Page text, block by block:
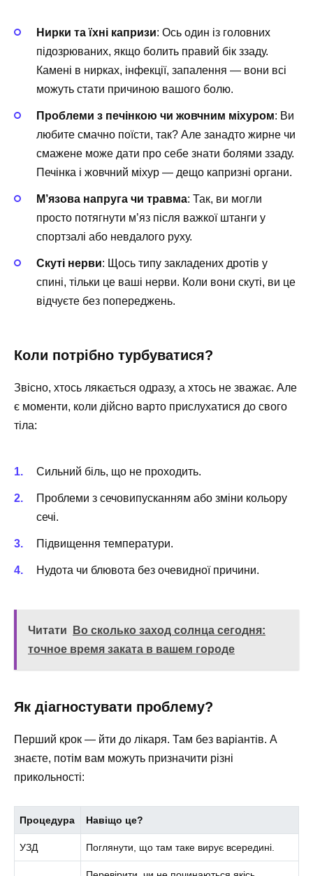
Нирки та їхні капризи: Ось один із головних
підозрюваних, якщо болить правий бік ззаду.
Камені в нирках, інфекції, запалення — вони всі
можуть стати причиною вашого болю.
Проблеми з печінкою чи жовчним міхуром: Ви
любите смачно поїсти, так? Але занадто жирне чи
смажене може дати про себе знати болями ззаду.
Печінка і жовчний міхур — дещо капризні органи.
М’язова напруга чи травма: Так, ви могли
просто потягнути м’яз після важкої штанги у
спортзалі або невдалого руху.
Скуті нерви: Щось типу закладених дротів у
спині, тільки це ваші нерви. Коли вони скуті, ви це
відчуєте без попереджень.
Коли потрібно турбуватися?
Звісно, хтось лякається одразу, а хтось не зважає. Але
є моменти, коли дійсно варто прислухатися до свого
тіла:
Сильний біль, що не проходить.
Проблеми з сечовипусканням або зміни кольору
сечі.
Підвищення температури.
Нудота чи блювота без очевидної причини.
Читати
Во сколько заход солнца сегодня:
точное время заката в вашем городе
Як діагностувати проблему?
Перший крок — йти до лікаря. Там без варіантів. А
знаєте, потім вам можуть призначити різні
прикольності:
Процедура Навіщо це?
УЗД Поглянути, що там таке вирує всередині.